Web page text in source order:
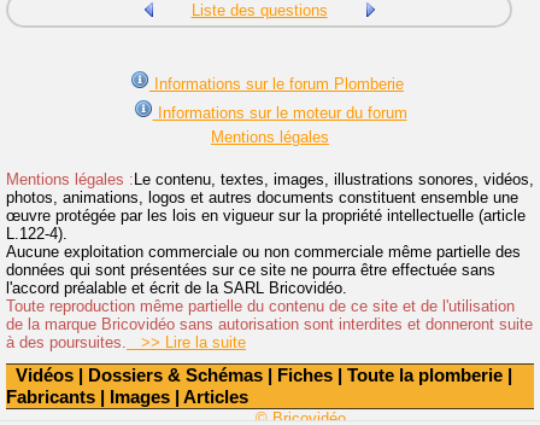
Vidéos Dossiers & Schémas Fiches Toute la plomberie
Fabricants
Images Articles
Liste des questions
Informations sur le forum Plomberie
Informations sur le moteur du forum
Mentions légales
Mentions légales : Le contenu, textes, images, illustrations sonores, vidéos,
photos, animations, logos et autres documents constituent ensemble une
œuvre protégée par les lois en vigueur sur la propriété intellectuelle (article
L.122-4).
Aucune exploitation commerciale ou non commerciale même partielle des
données qui sont présentées sur ce site ne pourra être effectuée sans
l'accord préalable et écrit de la SARL Bricovidéo.
Toute reproduction même partielle du contenu de ce site et de l'utilisation
de la marque Bricovidéo sans autorisation sont interdites et donneront suite
à des poursuites. >> Lire la suite
© Bricovidéo